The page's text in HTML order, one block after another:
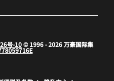
号-10© 1996 - 2026 万豪国际集